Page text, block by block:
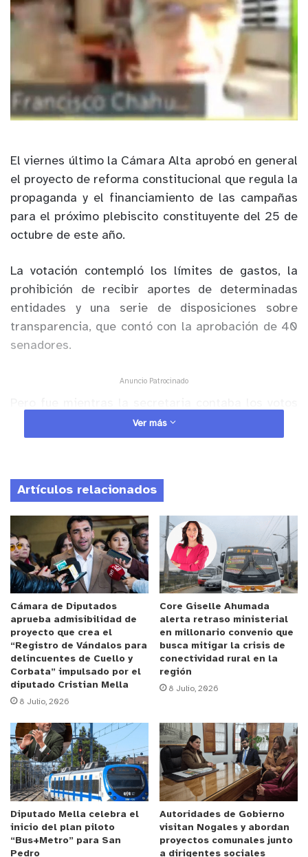
El viernes último la Cámara Alta aprobó en general
el proyecto de reforma constitucional que regula la
propaganda y el financiamiento de las campañas
para el próximo plebiscito constituyente del 25 de
octubre de este año.
La votación contempló los límites de gastos, la
prohibición de recibir aportes de determinadas
entidades y una serie de disposiciones sobre
transparencia, que contó con la aprobación de 40
senadores.
Anuncio Patrocinado
de cada uno de los parlamentarios, se produjo el
momento más curioso de la jornada.
Francisco Chahuán si es que se encontraba en su
oficina en ese momento.
“A favor, señora secretaria”, se le escuchó decir a
Chahuán, quien se vio en uno de los cuadros de la
conferencia de zoom con un burdo fondo de
oficina. El parlamentario estaba usando uno de los
efectos de la aplicación de teleconferencias para
simular que se encontraba en su despacho, cuando
era evidente que no era así.
“Senador Chahuán, ¿usted viene en viaje o está en
su oficina? Porque tiene una imagen confusa”,
aguantar la risa, mientras el rostro de Chahuán
reflejaba cambios en la iluminación propios de un
paseo en automóvil. Mientras que Chahuán hizo
caso omiso a la pregunta y volvió a retrucar “A
favor, señora secretaria”, para luego expresar que
tenía “pésima señal”.
Ver más
Artículos relacionados
Cámara de Diputados
aprueba admisibilidad de
proyecto que crea el
“Registro de Vándalos para
delincuentes de Cuello y
Corbata” impulsado por el
diputado Cristian Mella
8 Julio, 2026
Core Giselle Ahumada
alerta retraso ministerial
en millonario convenio que
busca mitigar la crisis de
conectividad rural en la
región
8 Julio, 2026
Diputado Mella celebra el
inicio del plan piloto
“Bus+Metro” para San
Pedro
Autoridades de Gobierno
visitan Nogales y abordan
proyectos comunales junto
a dirigentes sociales